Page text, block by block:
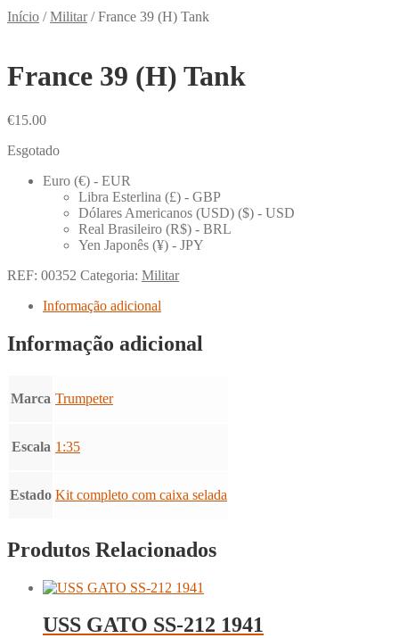
Início /Militar/France 39 (H) Tank
France 39 (H) Tank
€15.00
Esgotado
Euro (€) - EUR
Libra Esterlina (£) - GBP
Dólares Americanos (USD) ($) - USD
Real Brasileiro (R$) - BRL
Yen Japonês (¥) - JPY
REF: 00352 Categoria: Militar
Informação adicional
Informação adicional
Marca Trumpeter
Escala 1:35
Estado Kit completo com caixa selada
Produtos Relacionados
USS GATO SS-212 1941